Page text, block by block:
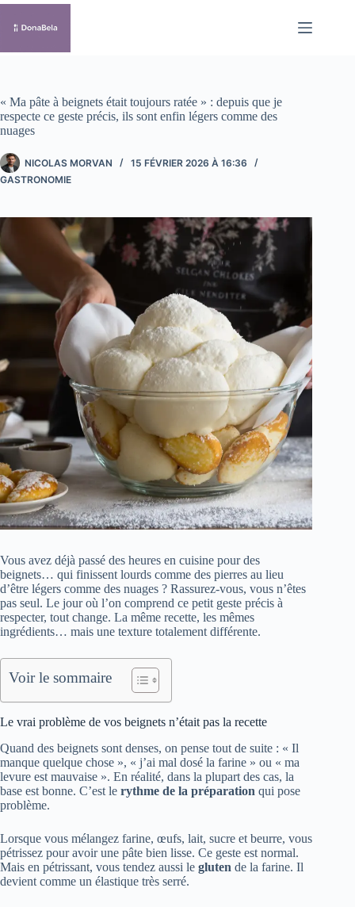
Passer
contenu
« Ma pâte à beignets était toujours ratée » : depuis que je
respecte ce geste précis, ils sont enfin légers comme des
nuages
NICOLAS MORVAN
15 FÉVRIER 2026 À 16:36
GASTRONOMIE
Vous avez déjà passé des heures en cuisine pour des
beignets… qui finissent lourds comme des pierres au lieu
d’être légers comme des nuages ? Rassurez-vous, vous n’êtes
pas seul. Le jour où l’on comprend ce petit geste précis à
respecter, tout change. La même recette, les mêmes
ingrédients… mais une texture totalement différente.
Voir le sommaire
Le vrai problème de vos beignets n’était pas la recette
Quand des beignets sont denses, on pense tout de suite : « Il
manque quelque chose », « j’ai mal dosé la farine » ou « ma
levure est mauvaise ». En réalité, dans la plupart des cas, la
base est bonne. C’est le rythme de la préparation qui pose
problème.
Lorsque vous mélangez farine, œufs, lait, sucre et beurre, vous
pétrissez pour avoir une pâte bien lisse. Ce geste est normal.
Mais en pétrissant, vous tendez aussi le gluten de la farine. Il
devient comme un élastique très serré.